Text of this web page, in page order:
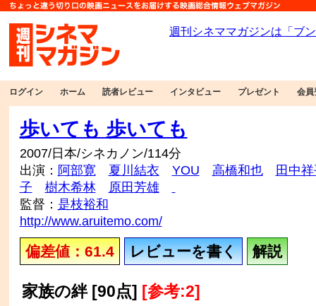
ログイン ホーム 読者レビュー インタビュー プレゼント 会員
歩いても 歩いても
2007/日本/シネカノン/114分
出演： 阿部寛 夏川結衣 YOU 高橋和也
田中
子
樹木希林
原田芳雄
監督： 是枝裕和
http://www.aruitemo.com/
偏差値：61.4 レビューを書く 解説
家族の絆 [90点] [参考:2]